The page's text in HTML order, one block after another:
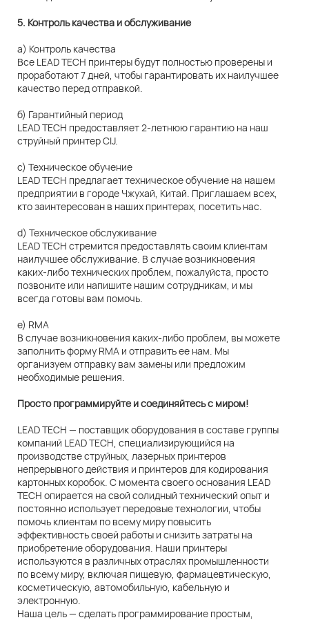
5. Контроль качества и обслуживание
а) Контроль качества
Все LEAD TECH принтеры будут полностью проверены и
проработают 7 дней, чтобы гарантировать их наилучшее
качество перед отправкой.
б) Гарантийный период
LEAD TECH предоставляет 2-летнюю гарантию на наш
струйный принтер CIJ.
c) Техническое обучение
LEAD TECH предлагает техническое обучение на нашем
предприятии в городе Чжухай, Китай. Приглашаем всех,
кто заинтересован в наших принтерах, посетить нас.
d) Техническое обслуживание
LEAD TECH стремится предоставлять своим клиентам
наилучшее обслуживание. В случае возникновения
каких-либо технических проблем, пожалуйста, просто
позвоните или напишите нашим сотрудникам, и мы
всегда готовы вам помочь.
e) RMA
В случае возникновения каких-либо проблем, вы можете
заполнить форму RMA и отправить ее нам. Мы
организуем отправку вам замены или предложим
необходимые решения.
Просто программируйте и соединяйтесь с миром!
LEAD TECH — поставщик оборудования в составе группы
компаний LEAD TECH, специализирующийся на
производстве струйных, лазерных принтеров
непрерывного действия и принтеров для кодирования
картонных коробок. С момента своего основания LEAD
TECH опирается на свой солидный технический опыт и
постоянно использует передовые технологии, чтобы
помочь клиентам по всему миру повысить
эффективность своей работы и снизить затраты на
приобретение оборудования. Наши принтеры
используются в различных отраслях промышленности
по всему миру, включая пищевую, фармацевтическую,
косметическую, автомобильную, кабельную и
электронную.
Наша цель — сделать программирование простым,